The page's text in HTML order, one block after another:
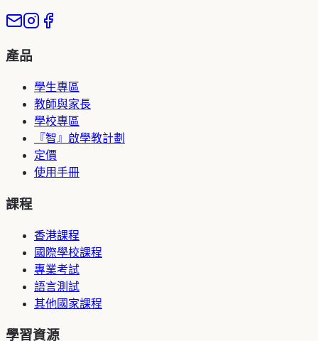
產品
學生專區
教師與家長
學校專區
『智』啟學教計劃
定價
使用手冊
課程
香港課程
國際學校課程
專業考試
語言測試
其他國家課程
學習資源